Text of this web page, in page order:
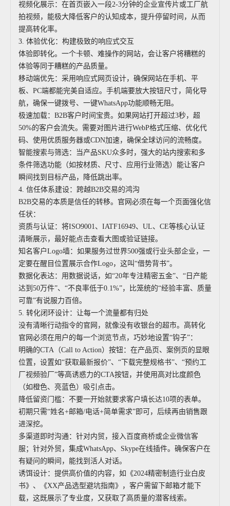
视频化展示：在首页嵌入一段2-3分钟的企业宣传片或工厂航
拍视频，能极大降低客户的认知成本，提升停留时间，从而
提高转化率。
3. 体验优化：构建极致的响应式交互
体验即转化。一个卡顿、难操作的网站，会让客户将糟糕的
体验等同于糟糕的产品质量。
移动端优先：采用响应式网页设计，确保网站在手机、平
板、PC端都能完美自适应。手机端要放大按钮尺寸，简化导
航，确保一键拨号、一键WhatsApp功能顺畅无阻。
极速加载：B2B客户时间宝贵。如果网站打开超过3秒，超
50%的客户会流失。需要对图片进行WebP格式压缩、优化代
码、使用优质服务器或CDN加速，确保全球访问的流畅度。
智能搜索与筛选：当产品SKU众多时，强大的站内搜索和多
条件筛选功能（如按材质、尺寸、应用行业筛选）能让客户
瞬间找到目标产品，降低跳出率。
4. 信任体系建设：跨越B2B交易的鸿沟
B2B交易的本质是信任的转移。官网必须在每一个页面强化信
任状：
资质与认证：将ISO9001、IATF16949、UL、CE等核心认证
清晰展示，最好能点击查看大图或验证链接。
知名客户Logo墙：如果服务过世界500强或行业头部企业，一
定要在醒目位置展示合作Logo，这叫“借势背书”。
数据化表达：用数据说话，如“20年专注精密五金”、“日产能
达到50万件”、“不良率低于0.1%”，比笼统的“经验丰富、质量
可靠”有说服力百倍。
5. 转化闭环设计：让每一个流量都有归处
没有清晰行动指令的官网，就像没有收银台的超市。高转化
官网必须在用户的每一个浏览节点，巧妙地设置“钩子”：
明确的CTA（Call to Action）按钮：在产品页、案例页的显眼
位置，设置如“获取最新报价”、“下载完整规格书”、“预约工
厂视频验厂”等高诱惑力的CTA按钮，并使用高对比度颜色
（如橙色、亮蓝色）吸引点击。
降低留资门槛：不要一开始就要求客户填长达10项的表单。
初期只需“姓名+邮箱/电话+简单需求”即可，后续再由销售跟
进深挖。
多渠道即时沟通：针对内贸，接入百度商桥或企业微信客
服；针对外贸，集成WhatsApp、Skype在线插件。确保客户在
有疑问的瞬间，能找到活人对话。
诱饵设计：提供高价值的内容，如《2024精密制造行业白皮
书》、《XX产品选型避坑指南》，客户需留下邮箱才能下
载，这既展示了专业度，又获取了高质量的潜客线索。
可以介绍下你们的产品么